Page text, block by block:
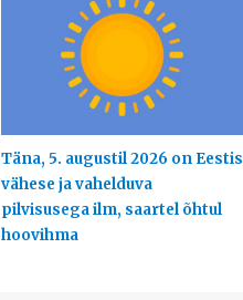
Täna, 5. augustil 2026 on Eestis
vähese ja vahelduva
pilvisusega ilm, saartel õhtul
hoovihma